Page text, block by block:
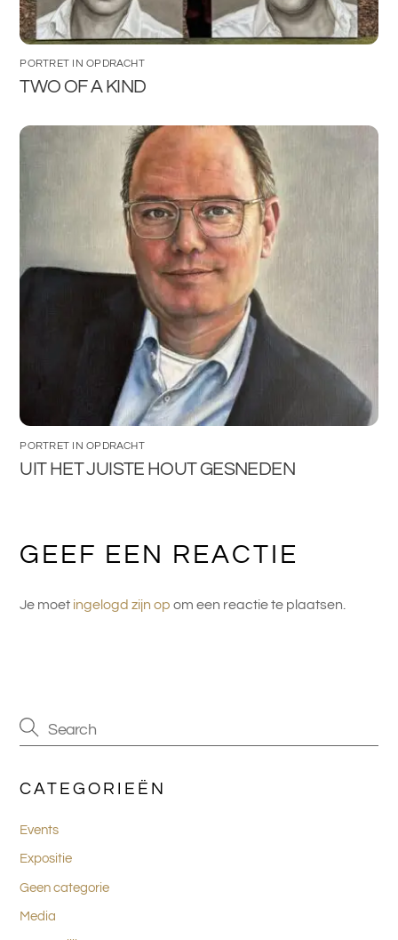
PORTRET IN OPDRACHT
TWO OF A KIND
PORTRET IN OPDRACHT
UIT HET JUISTE HOUT GESNEDEN
GEEF EEN REACTIE
Je moet ingelogd zijn op om een reactie te plaatsen.
CATEGORIEËN
Events
Expositie
Geen categorie
Media